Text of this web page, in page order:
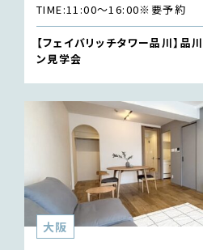
TIME:11:00〜16:00※要予約
【フェイバリッチタワー品川】品
ン見学会
大阪